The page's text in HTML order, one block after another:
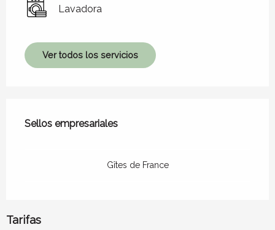
Lavadora
Ver todos los servicios
Sellos empresariales
Sellos empresariales
Gîtes de France
Tarifas